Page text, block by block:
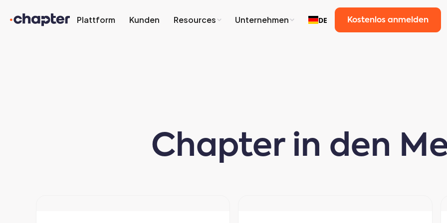
Plattform Kunden Resources Unternehmen DE Kostenlos anmelden
Chapter in den